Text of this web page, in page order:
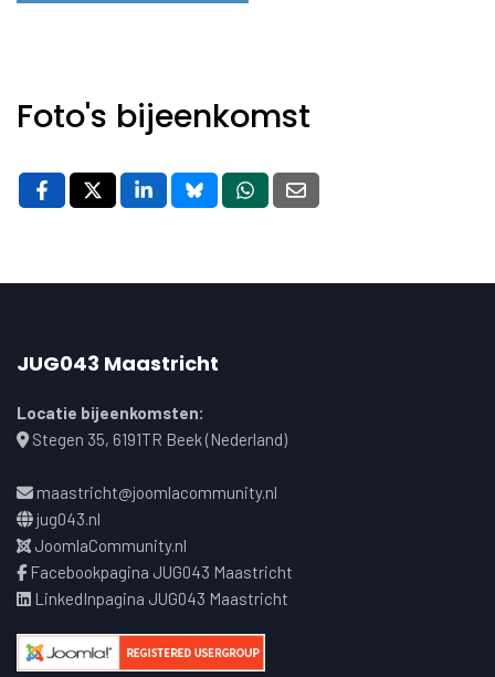
Foto's bijeenkomst
JUG043 Maastricht
Locatie bijeenkomsten:
Stegen 35, 6191TR Beek (Nederland)
maastricht@joomlacommunity.nl
jug043.nl
JoomlaCommunity.nl
Facebookpagina JUG043 Maastricht
LinkedInpagina JUG043 Maastricht